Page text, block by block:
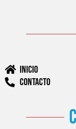
Inicio
Contacto